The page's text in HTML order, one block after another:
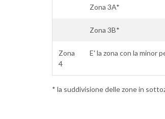
Zona 3A*
Zona 3B*
Zona
4
E' la zona con la minor
* la suddivisione delle zone in